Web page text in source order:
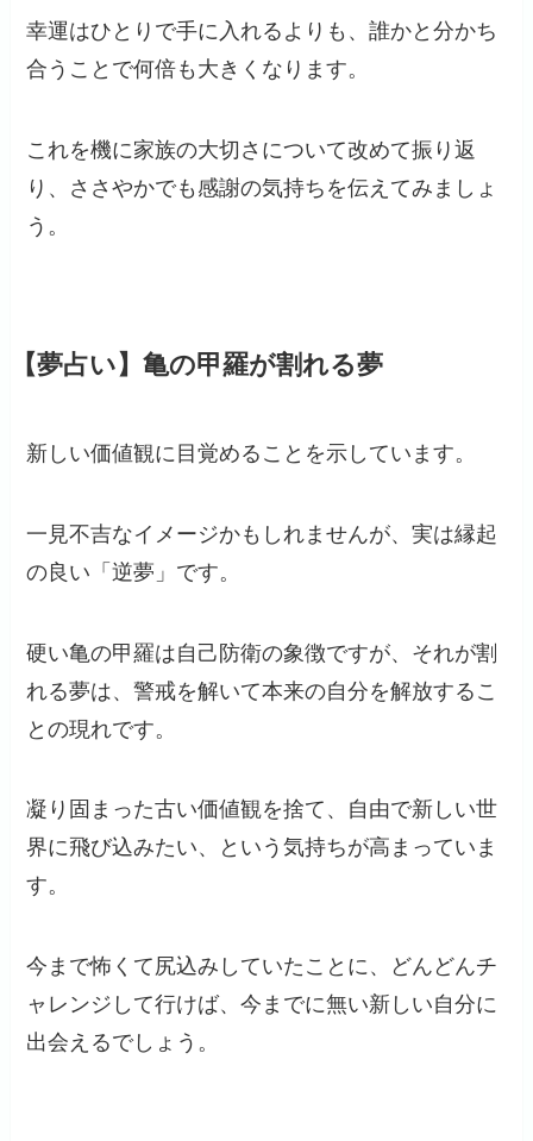
幸運はひとりで手に入れるよりも、誰かと分かち
合うことで何倍も大きくなります。
これを機に家族の大切さについて改めて振り返
り、ささやかでも感謝の気持ちを伝えてみましょ
う。
【夢占い】亀の甲羅が割れる夢
新しい価値観に目覚めることを示しています。
一見不吉なイメージかもしれませんが、実は縁起
の良い「逆夢」です。
硬い亀の甲羅は自己防衛の象徴ですが、それが割
れる夢は、警戒を解いて本来の自分を解放するこ
との現れです。
凝り固まった古い価値観を捨て、自由で新しい世
界に飛び込みたい、という気持ちが高まっていま
す。
今まで怖くて尻込みしていたことに、どんどんチ
ャレンジして行けば、今までに無い新しい自分に
出会えるでしょう。